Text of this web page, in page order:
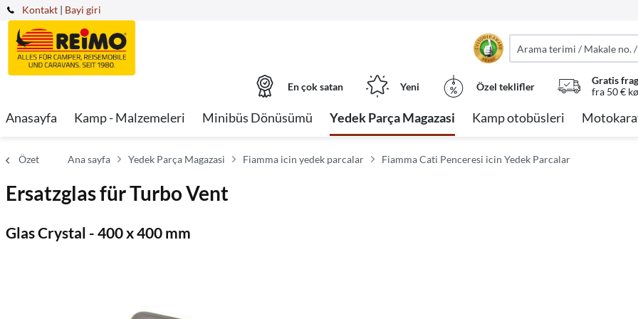
Kontakt | Bayi giri
En çok satan Yeni Özel teklifler
Gratis
fra 50 €
Anasayfa Kamp - Malzemeleri Minibüs Dönüsümü Yedek Parça Magazasi Kamp otobüsleri
Özet Ana sayfa Yedek Parça Magazasi Fiamma icin yedek parcalar Fiamma Cati Penceresi icin Yedek Parcalar
Ersatzglas für Turbo Vent
Glas Crystal - 400 x 400 mm